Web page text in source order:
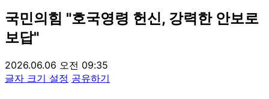
국민의힘 "호국영령 헌신, 강력한 안보로
보답"
2026.06.06 오전 09:35
글자 크기 설정 공유하기